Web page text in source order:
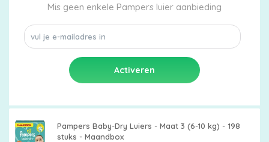
Mis geen enkele Pampers luier aanbieding
Pampers Baby-Dry Luiers - Maat 3 (6-10 kg) - 198
stuks - Maandbox